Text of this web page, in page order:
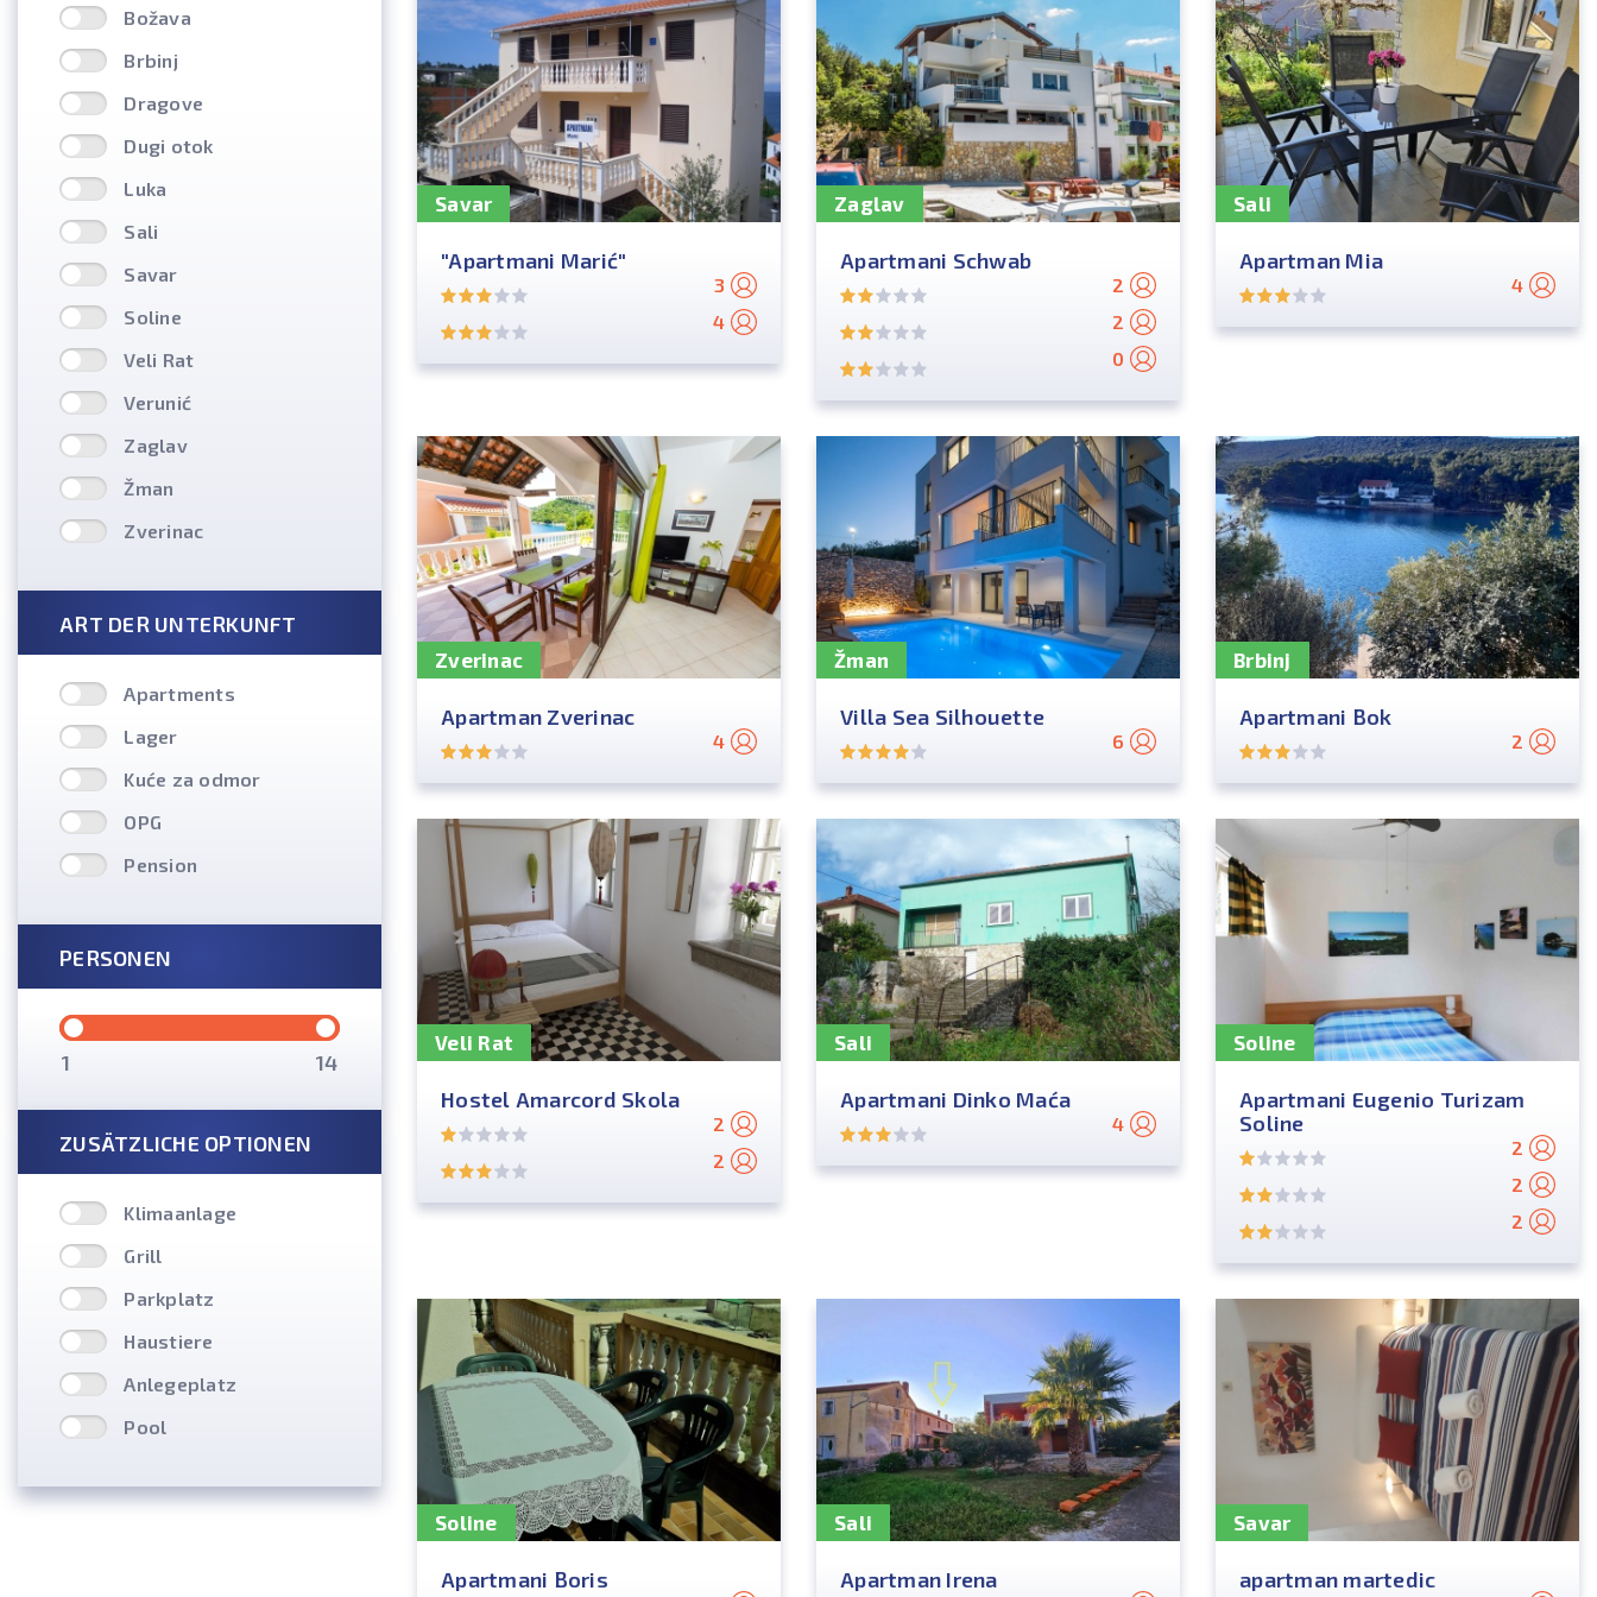
Božava
Brbinj
Dragove
Dugi otok
Luka
Sali
Savar
Soline
Veli Rat
Verunić
Zaglav
Žman
Zverinac
ART DER UNTERKUNFT
Apartments
Lager
Kuće za odmor
OPG
Pension
PERSONEN
ZUSÄTZLICHE OPTIONEN
Klimaanlage
Grill
Parkplatz
Haustiere
Anlegeplatz
Pool
Savar
"Apartmani Marić"
3
4
Zaglav
Apartmani Schwab
2
2
0
Sali
Apartman Mia
4
Zverinac
Apartman Zverinac
4
Žman
Villa Sea Silhouette
6
Brbinj
Apartmani Bok
2
Veli Rat
Hostel Amarcord Skola
2
2
Sali
Apartmani Dinko Maća
4
Soline
Apartmani Eugenio Turizam
Soline
2
2
2
Soline
Apartmani Boris
Sali
Apartman Irena
Savar
apartman martedic